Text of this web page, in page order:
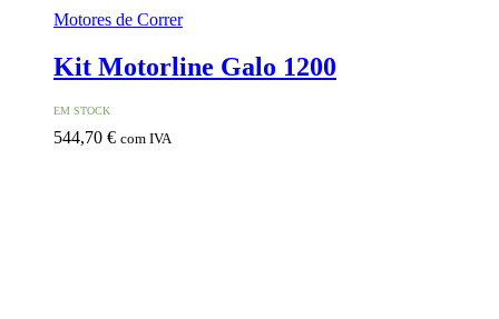
Motores de Correr
Kit Motorline Galo 1200
EM STOCK
544,70 € com IVA